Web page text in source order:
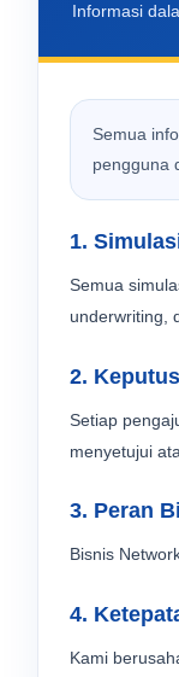
Informasi
Semua
pengguna
1.
Semua
underwriting,
2.
Setiap
menyetujui
3. Peran
Bisnis
4.
Kami